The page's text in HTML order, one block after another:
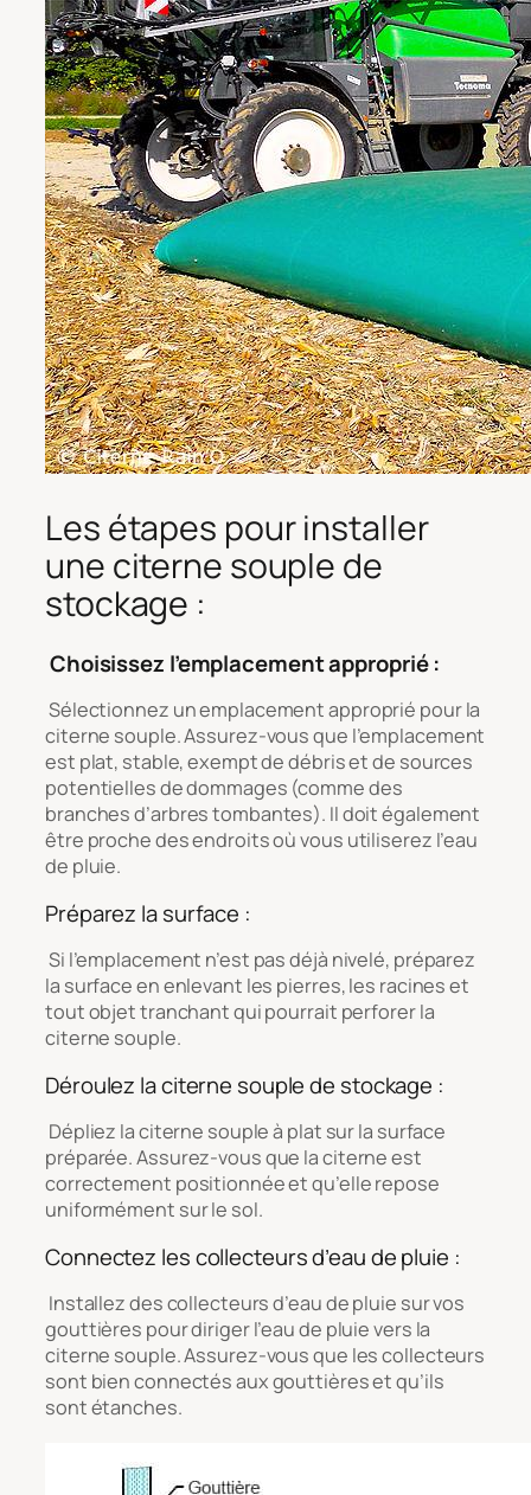
Les étapes pour installer
une citerne souple de
stockage :
Choisissez l’emplacement approprié :
Sélectionnez un emplacement approprié pour la
citerne souple. Assurez-vous que l’emplacement
est plat, stable, exempt de débris et de sources
potentielles de dommages (comme des
branches d’arbres tombantes). Il doit également
être proche des endroits où vous utiliserez l’eau
de pluie.
Préparez la surface :
Si l’emplacement n’est pas déjà nivelé, préparez
la surface en enlevant les pierres, les racines et
tout objet tranchant qui pourrait perforer la
citerne souple.
Déroulez la citerne souple de stockage :
Dépliez la citerne souple à plat sur la surface
préparée. Assurez-vous que la citerne est
correctement positionnée et qu’elle repose
uniformément sur le sol.
Connectez les collecteurs d’eau de pluie :
Installez des collecteurs d’eau de pluie sur vos
gouttières pour diriger l’eau de pluie vers la
citerne souple. Assurez-vous que les collecteurs
sont bien connectés aux gouttières et qu’ils
sont étanches.